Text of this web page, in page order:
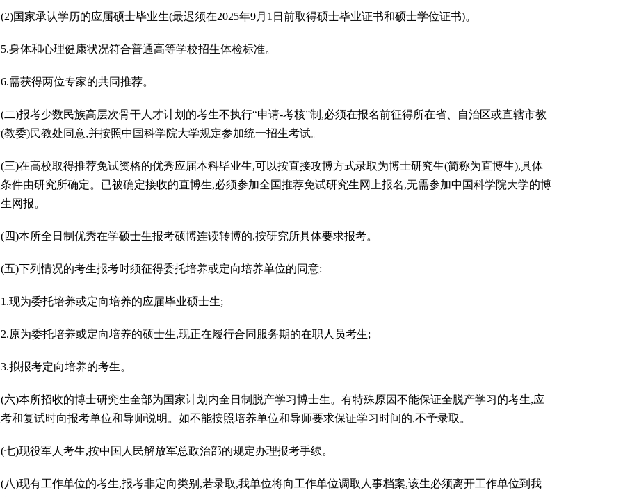
家承认学历的应届硕士毕业生(最迟须在2025年9月1日前取得硕士毕业证书和硕士学位证书)。
体和心理健康状况符合普通高等学校招生体检标准。
获得两位专家的共同推荐。
报考少数民族高层次骨干人才计划的考生不执行“申请-考核”制,必须在报名前征得所在省、自治区或直辖市教
教委)民教处同意,并按照中国科学院大学规定参加统一招生考试。
在高校取得推荐免试资格的优秀应届本科毕业生,可以按直接攻博方式录取为博士研究生(简称为直博生),具体
件由研究所确定。已被确定接收的直博生,必须参加全国推荐免试研究生网上报名,无需参加中国科学院大学的博
生网报。
本所全日制优秀在学硕士生报考硕博连读转博的,按研究所具体要求报考。
下列情况的考生报考时须征得委托培养或定向培养单位的同意:
为委托培养或定向培养的应届毕业硕士生;
为委托培养或定向培养的硕士生,现正在履行合同服务期的在职人员考生;
报考定向培养的考生。
本所招收的博士研究生全部为国家计划内全日制脱产学习博士生。有特殊原因不能保证全脱产学习的考生,应
和复试时向报考单位和导师说明。如不能按照培养单位和导师要求保证学习时间的,不予录取。
现役军人考生,按中国人民解放军总政治部的规定办理报考手续。
现有工作单位的考生,报考非定向类别,若录取,我单位将向工作单位调取人事档案,该生必须离开工作单位到我